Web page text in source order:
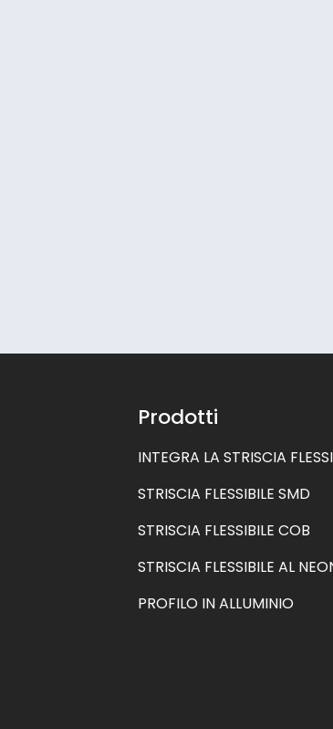
Prodotti
INTEGRA LA STRISCIA
STRISCIA FLESSIBILE SMD
STRISCIA FLESSIBILE COB
STRISCIA FLESSIBILE AL
PROFILO IN ALLUMINIO